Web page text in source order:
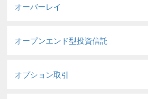
オーバーレイ
オープンエンド型投資信託
オプション取引